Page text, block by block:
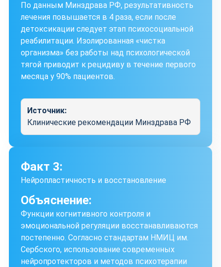
По данным Минздрава РФ, результативность
лечения повышается в 4 раза, если после
детоксикации следует этап психосоциальной
реабилитации. Изолированная «чистка
организма» без работы над психологической
тягой приводит к рецидиву в течение первого
месяца у 90% пациентов.
Источник:
Клинические рекомендации Минздрава РФ
Факт 3:
Нейропластичность и восстановление
Объяснение:
Функции когнитивного контроля и
эмоциональной регуляции восстанавливаются
постепенно. Согласно стандартам НМИЦ им.
Сербского, использование современных
нейропротекторов и методов психотерапии